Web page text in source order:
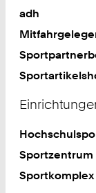
adh
Sportzentrum